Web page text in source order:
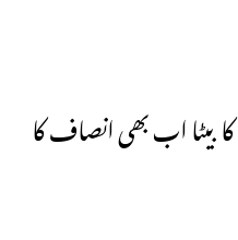
اب بھی انصاف کا